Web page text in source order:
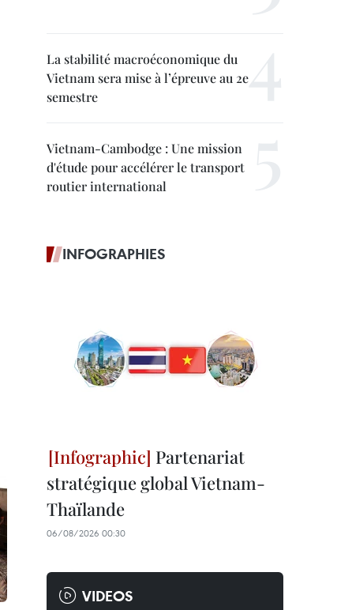
La stabilité macroéconomique du
Vietnam sera mise à l’épreuve au 2e
semestre
Vietnam-Cambodge : Une mission
d'étude pour accélérer le transport
routier international
INFOGRAPHIES
Partenariat
stratégique global Vietnam-
Thaïlande
06/08/2026 00:30
VIDEOS